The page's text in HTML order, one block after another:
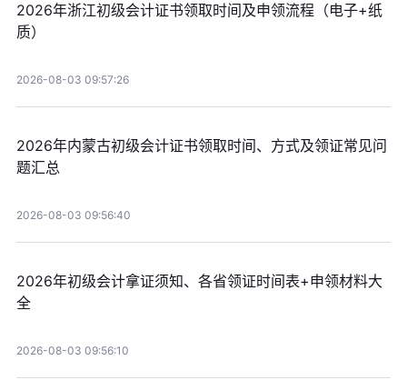
2026年浙江初级会计证书领取时间及申领流程（电子+纸
质）
2026-08-03 09:57:26
2026年内蒙古初级会计证书领取时间、方式及领证常见问
题汇总
2026-08-03 09:56:40
2026年初级会计拿证须知、各省领证时间表+申领材料大
全
2026-08-03 09:56:10